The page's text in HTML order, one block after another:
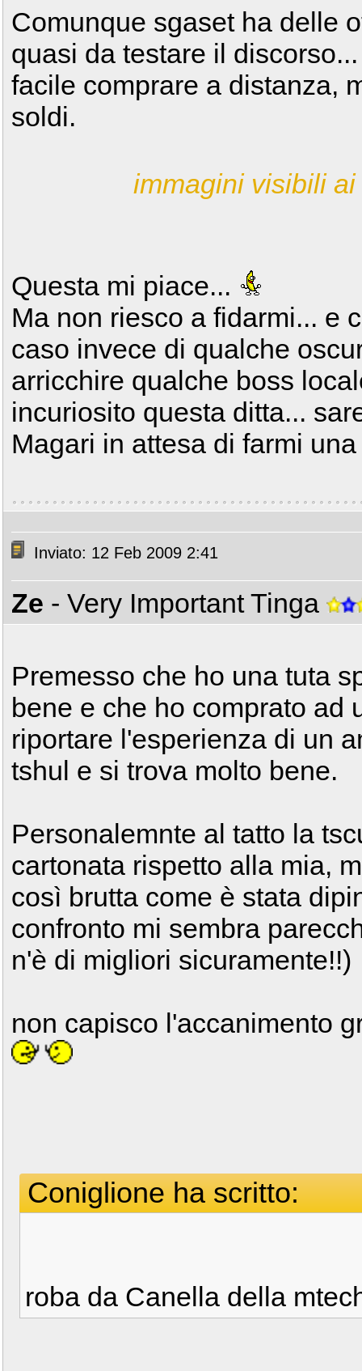
Comunque sgaset ha delle
quasi da testare il
facile comprare a distanza,
soldi.
immagini visibili
Questa mi piace...
Ma non riesco a fidarmi... e
caso invece di qualche
arricchire qualche boss
incuriosito questa ditta...
Magari in attesa di farmi
Inviato: 12 Feb 2009 2:41
Ze - Very Important Tinga
Premesso che ho una tuta
bene e che ho comprato ad
riportare l'esperienza di un
tshul e si trova molto bene.
Personalemnte al tatto la
cartonata rispetto alla mia,
così brutta come è stata
confronto mi sembra
n'è di migliori sicuramente!!)
non capisco l'accanimento
Coniglione ha scritto:
roba da Canella della